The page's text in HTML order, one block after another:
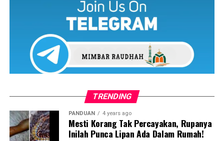
katanya, rasa macam patung tersebut dok perati.
TRENDING
PANDUAN 4 years ago
Mesti Korang Tak Percayakan, Rupanya
Inilah Punca Lipan Ada Dalam Rumah!